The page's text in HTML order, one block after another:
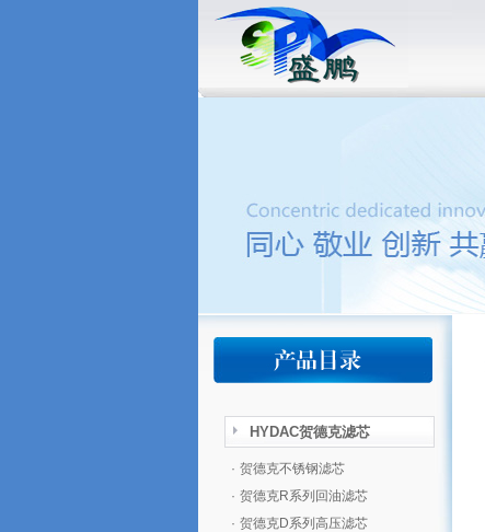
HYDAC贺德克滤芯
· 贺德克不锈钢滤芯
· 贺德克R系列回油滤芯
· 贺德克D系列高压滤芯